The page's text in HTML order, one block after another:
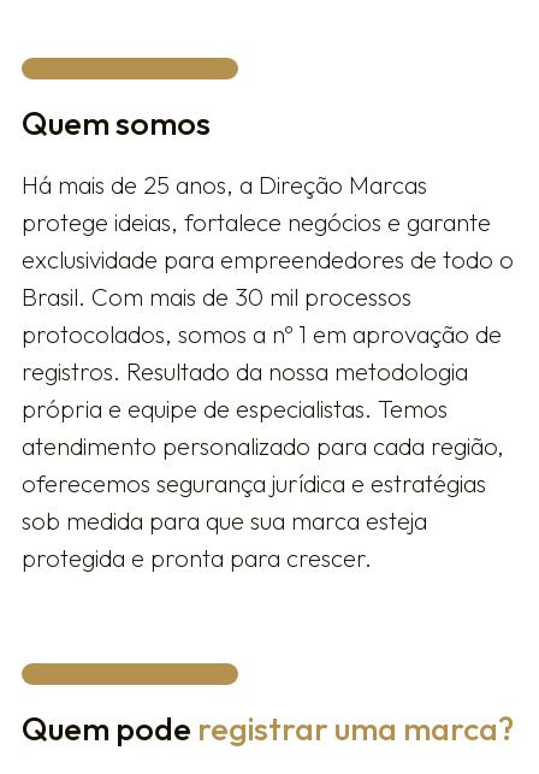
Quem somos
Há mais de 25 anos, a Direção Marcas
protege ideias, fortalece negócios e garante
exclusividade para empreendedores de todo o
Brasil. Com mais de 30 mil processos
protocolados, somos a nº 1 em aprovação de
registros. Resultado da nossa metodologia
própria e equipe de especialistas. Temos
atendimento personalizado para cada região,
oferecemos segurança jurídica e estratégias
sob medida para que sua marca esteja
protegida e pronta para crescer.
Quem pode registrar uma marca?